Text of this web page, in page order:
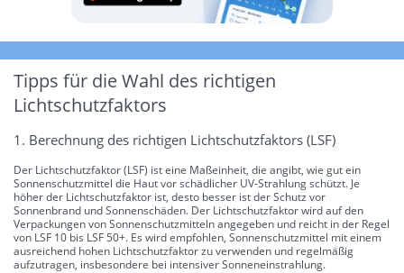
Tipps für die Wahl des richtigen
Lichtschutzfaktors
1. Berechnung des richtigen Lichtschutzfaktors (LSF)
Der Lichtschutzfaktor (LSF) ist eine Maßeinheit, die angibt, wie gut ein
Sonnenschutzmittel die Haut vor schädlicher UV-Strahlung schützt. Je
höher der Lichtschutzfaktor ist, desto besser ist der Schutz vor
Sonnenbrand und Sonnenschäden. Der Lichtschutzfaktor wird auf den
Verpackungen von Sonnenschutzmitteln angegeben und reicht in der Regel
von LSF 10 bis LSF 50+. Es wird empfohlen, Sonnenschutzmittel mit einem
ausreichend hohen Lichtschutzfaktor zu verwenden und regelmäßig
aufzutragen, insbesondere bei intensiver Sonneneinstrahlung.